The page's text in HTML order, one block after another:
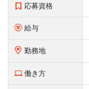
応募資格
給与
勤務地
働き方